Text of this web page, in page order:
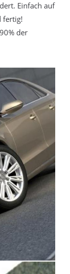
Einfach auf
fertig!
der